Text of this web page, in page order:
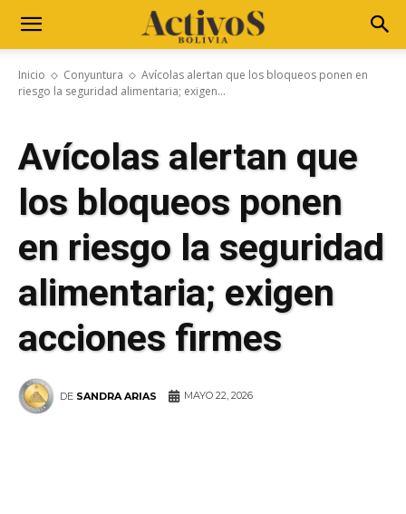
Inicio Conyuntura
Avícolas alertan que los bloqueos ponen en
riesgo la seguridad alimentaria; exigen...
Avícolas alertan que
los bloqueos ponen
en riesgo la seguridad
alimentaria; exigen
acciones firmes
DE SANDRA ARIAS MAYO 22, 2026